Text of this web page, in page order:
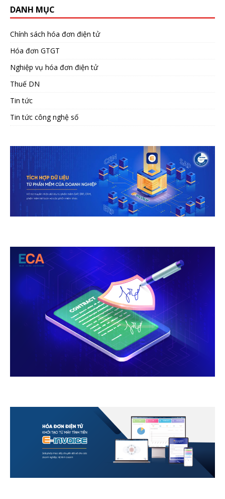
DANH MỤC
Chính sách hóa đơn điện tử
Hóa đơn GTGT
Nghiệp vụ hóa đơn điện tử
Thuế DN
Tin tức
Tin tức công nghệ số